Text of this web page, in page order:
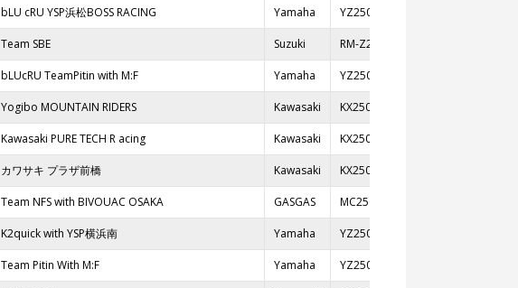
bLU cRU YSP浜松BOSS RACING Yamaha YZ250F
Team SBE Suzuki RM-Z250
bLUcRU TeamPitin with M:F Yamaha YZ250F
Yogibo MOUNTAIN RIDERS Kawasaki KX250
Kawasaki PURE TECH R acing Kawasaki KX250
カワサキ プラザ前橋 Kawasaki KX250
Team NFS with BIVOUAC OSAKA GASGAS MC250F
K2quick with YSP横浜南 Yamaha YZ250F
Team Pitin With M:F Yamaha YZ250F